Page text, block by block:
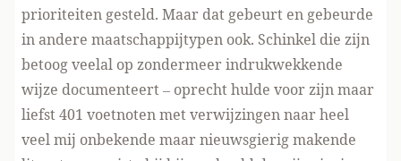
prioriteiten gesteld. Maar dat gebeurt en gebeurde
in andere maatschappijtypen ook. Schinkel die zijn
betoog veelal op zondermeer indrukwekkende
wijze documenteert – oprecht hulde voor zijn maar
liefst 401 voetnoten met verwijzingen naar heel
veel mij onbekende maar nieuwsgierig makende